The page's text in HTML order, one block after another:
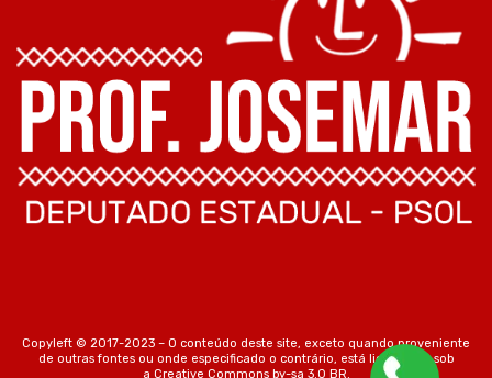
Copyleft © 2017-2023 – O conteúdo deste site, exceto quando proveniente
de outras fontes ou onde especificado o contrário, está licenciado sob
a Creative Commons by-sa 3.0 BR.